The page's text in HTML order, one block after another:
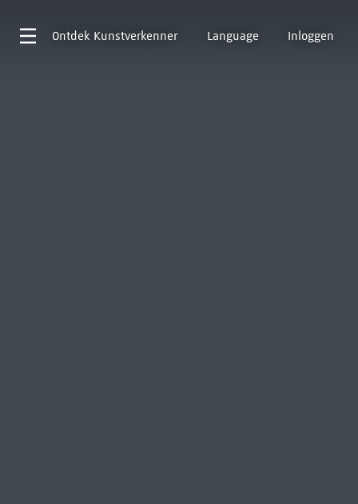
Ontdek Kunstverkenner Language Inloggen